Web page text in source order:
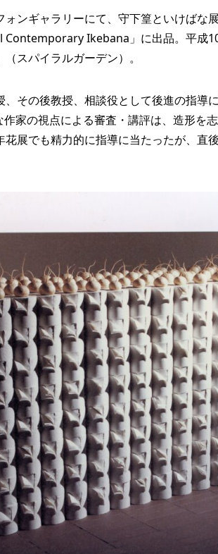
ンギャラリーにて、守下篁といけばな
Contemporary Ikebana」に出品。平成
スパイラルガーデン）。
その後教授、相談役として後進の指導
家の視点による審査・講評は、造形を
展でも精力的に指導に当たったが、直